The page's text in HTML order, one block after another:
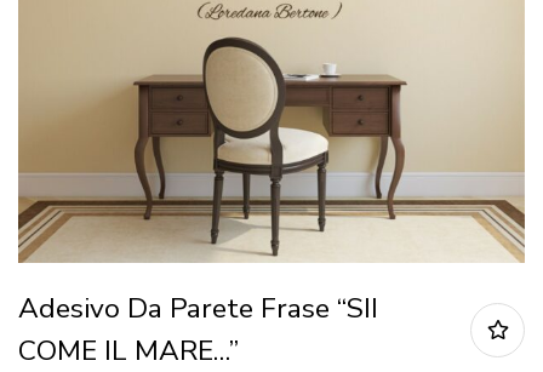
Adesivo Da Parete Frase “SII
COME IL MARE…”